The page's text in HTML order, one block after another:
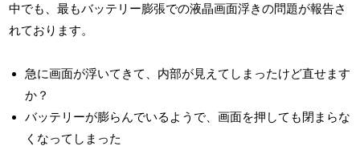
中でも、最もバッテリー膨張での液晶画面浮きの問題が報告さ
れております。
急に画面が浮いてきて、内部が見えてしまったけど直せます
か？
バッテリーが膨らんでいるようで、画面を押しても閉まらな
くなってしまった